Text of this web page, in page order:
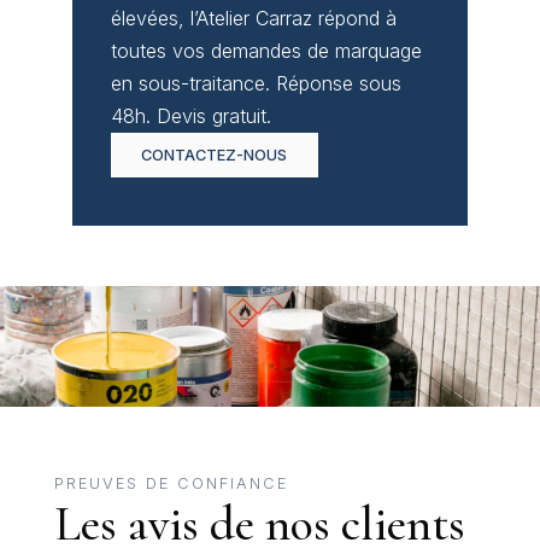
élevées, l’Atelier Carraz répond à
toutes vos demandes de marquage
en sous-traitance. Réponse sous
48h. Devis gratuit.
CONTACTEZ-NOUS
PREUVES DE CONFIANCE
Les avis de nos clients